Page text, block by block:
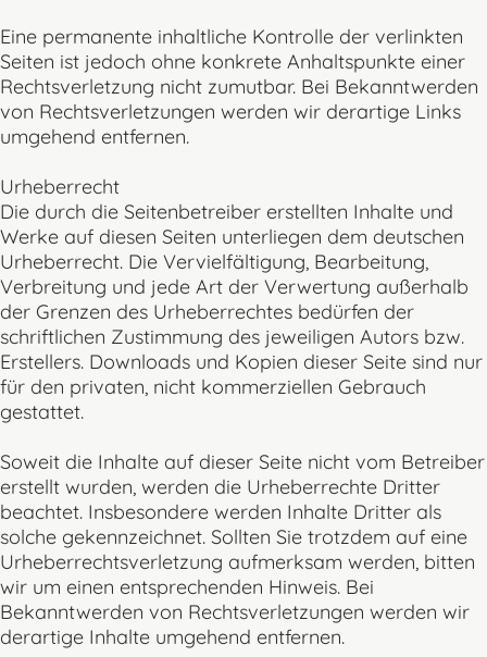
Eine permanente inhaltliche Kontrolle der verlinkten
Seiten ist jedoch ohne konkrete Anhaltspunkte einer
Rechtsverletzung nicht zumutbar. Bei Bekanntwerden
von Rechtsverletzungen werden wir derartige Links
umgehend entfernen.
Urheberrecht
Die durch die Seitenbetreiber erstellten Inhalte und
Werke auf diesen Seiten unterliegen dem deutschen
Urheberrecht. Die Vervielfältigung, Bearbeitung,
Verbreitung und jede Art der Verwertung außerhalb
der Grenzen des Urheberrechtes bedürfen der
schriftlichen Zustimmung des jeweiligen Autors bzw.
Erstellers. Downloads und Kopien dieser Seite sind nur
für den privaten, nicht kommerziellen Gebrauch
gestattet.
Soweit die Inhalte auf dieser Seite nicht vom Betreiber
erstellt wurden, werden die Urheberrechte Dritter
beachtet. Insbesondere werden Inhalte Dritter als
solche gekennzeichnet. Sollten Sie trotzdem auf eine
Urheberrechtsverletzung aufmerksam werden, bitten
wir um einen entsprechenden Hinweis. Bei
Bekanntwerden von Rechtsverletzungen werden wir
derartige Inhalte umgehend entfernen.